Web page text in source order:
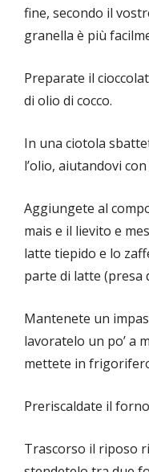
fine, secondo il
granella è più
Preparate il
di olio di cocco.
In una ciotola
l’olio, aiutandovi
Aggiungete al
mais e il lievito e
latte tiepido e lo
parte di latte (presa
Mantenete un
lavoratelo un po’ a
mettete in
Preriscaldate il
Trascorso il riposo